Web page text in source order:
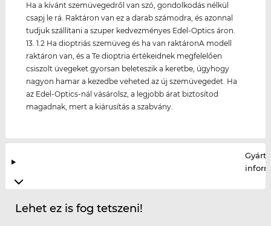
Ha a kívánt szemüvegedről van szó, gondolkodás nélkül
csapj le rá. Raktáron van ez a darab számodra, és azonnal
tudjuk szállítani a szuper kedvezményes Edel-Optics áron.
13. 1.2 Ha dioptriás szemüveg és ha van raktáronA modell
raktáron van, és a Te dioptria értékeidnek megfelelően
csiszolt üvegeket gyorsan beleteszik a keretbe, úgyhogy
nagyon hamar a kezedbe veheted az új szemüvegedet. Ha
az Edel-Optics-nál vásárolsz, a legjobb árat biztosítod
magadnak, mert a kiárusítás a szabvány.
Lehet ez is fog tetszeni!